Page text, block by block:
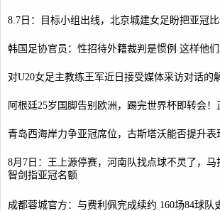
8.7日：目标小组出线，北京城建女足盼把亚冠
韩国足协官员：性招待外籍裁判是惯例 这样他
对U20女足主教练王军近日接受媒体采访对话的
阿根廷25岁国脚告别欧洲，踢完世界杯即转会
青岛西海岸力争亚冠席位，古斯塔沃能否提升表
8月7日：王上源停赛，河南队找点球不灵了，
智剑指亚冠名额
成都蓉城官方：与费利佩完成续约 160场84球队